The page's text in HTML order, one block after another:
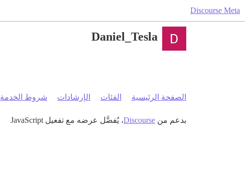
Discourse Meta
Daniel_Tesla
الصفحة الرئيسية الفئات الإرشادات شروط الخدمة
بدعم من Discourse، يُفضَّل عرضه مع تفعيل JavaScript